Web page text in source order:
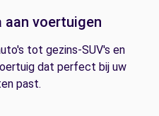
aan voertuigen
tot gezins-SUV's en
dat perfect bij uw
past.